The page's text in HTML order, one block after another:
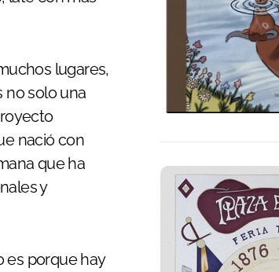
lugares,
no solo una
nació con
que ha
y
es porque hay